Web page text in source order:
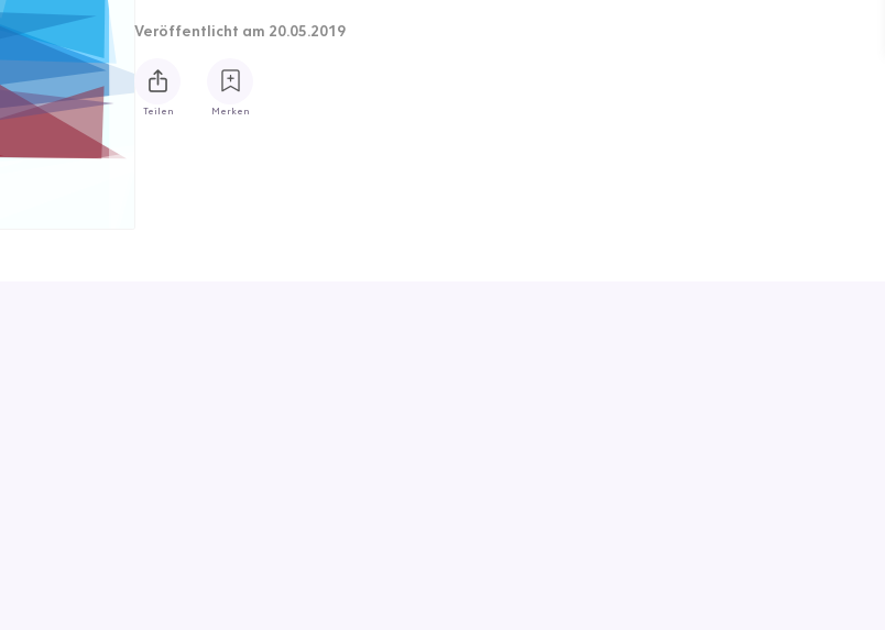
Veröffentlicht am 20.05.2019
Teilen Merken